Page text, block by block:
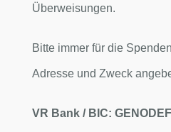
Überweisungen.
Bitte immer für die
Adresse und Zweck
VR Bank / BIC: